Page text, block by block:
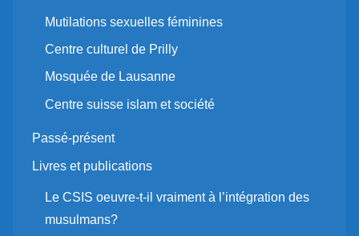
Mutilations sexuelles féminines
Centre culturel de Prilly
Mosquée de Lausanne
Centre suisse islam et société
Passé-présent
Livres et publications
Le CSIS oeuvre-t-il vraiment à l’intégration des
musulmans?